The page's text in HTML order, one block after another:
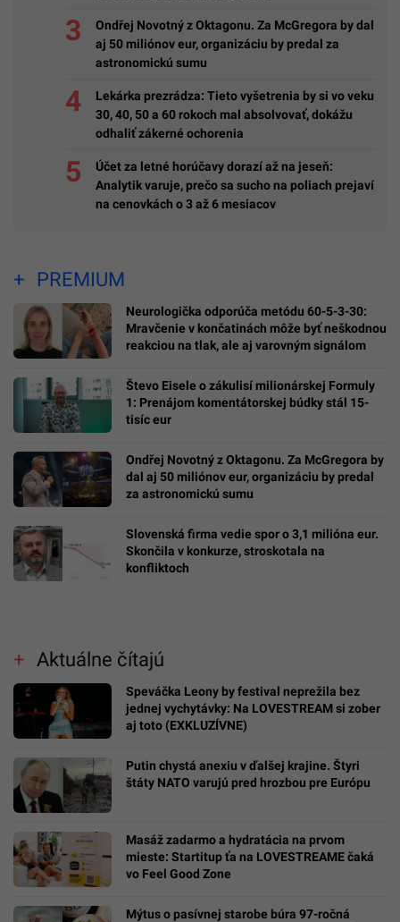
Ondřej Novotný z Oktagonu. Za McGregora by dal
aj 50 miliónov eur, organizáciu by predal za
astronomickú sumu
Lekárka prezrádza: Tieto vyšetrenia by si vo veku
30, 40, 50 a 60 rokoch mal absolvovať, dokážu
odhaliť zákerné ochorenia
Účet za letné horúčavy dorazí až na jeseň:
Analytik varuje, prečo sa sucho na poliach prejaví
na cenovkách o 3 až 6 mesiacov
PREMIUM
Neurologička odporúča metódu 60-5-3-30:
Mravčenie v končatinách môže byť neškodnou
reakciou na tlak, ale aj varovným signálom
Števo Eisele o zákulisí milionárskej Formuly
1: Prenájom komentátorskej búdky stál 15-
tisíc eur
Ondřej Novotný z Oktagonu. Za McGregora by
dal aj 50 miliónov eur, organizáciu by predal
za astronomickú sumu
Slovenská firma vedie spor o 3,1 milióna eur.
Skončila v konkurze, stroskotala na
konfliktoch
Aktuálne čítajú
Speváčka Leony by festival neprežila bez
jednej vychytávky: Na LOVESTREAM si zober
aj toto (EXKLUZÍVNE)
Putin chystá anexiu v ďalšej krajine. Štyri
štáty NATO varujú pred hrozbou pre Európu
Masáž zadarmo a hydratácia na prvom
mieste: Startitup ťa na LOVESTREAME čaká
vo Feel Good Zone
Mýtus o pasívnej starobe búra 97-ročná